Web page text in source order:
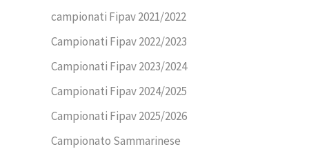
campionati Fipav 2021/2022
Campionati Fipav 2022/2023
Campionati Fipav 2023/2024
Campionati Fipav 2024/2025
Campionati Fipav 2025/2026
Campionato Sammarinese